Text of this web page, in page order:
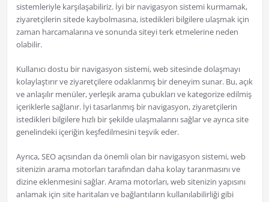
sistemleriyle karşılaşabiliriz. İyi bir navigasyon sistemi kurmamak,
ziyaretçilerin sitede kaybolmasına, istedikleri bilgilere ulaşmak için
zaman harcamalarına ve sonunda siteyi terk etmelerine neden
olabilir.
Kullanıcı dostu bir navigasyon sistemi, web sitesinde dolaşmayı
kolaylaştırır ve ziyaretçilere odaklanmış bir deneyim sunar. Bu, açık
ve anlaşılır menüler, yerleşik arama çubukları ve kategorize edilmiş
içeriklerle sağlanır. İyi tasarlanmış bir navigasyon, ziyaretçilerin
istedikleri bilgilere hızlı bir şekilde ulaşmalarını sağlar ve ayrıca site
genelindeki içeriğin keşfedilmesini teşvik eder.
Ayrıca, SEO açısından da önemli olan bir navigasyon sistemi, web
sitenizin arama motorları tarafından daha kolay taranmasını ve
dizine eklenmesini sağlar. Arama motorları, web sitenizin yapısını
anlamak için site haritaları ve bağlantıların kullanılabilirliği gibi